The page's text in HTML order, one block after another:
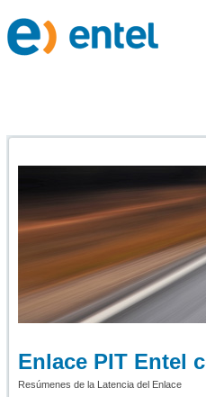
Enlace PIT Entel
Resúmenes de la Latencia del Enlace